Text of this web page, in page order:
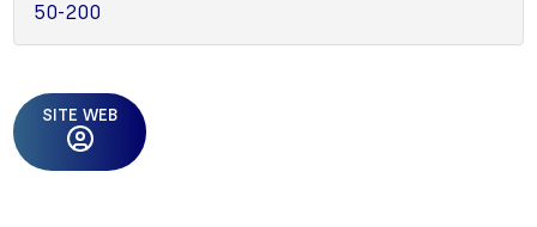
50-200
SITE WEB